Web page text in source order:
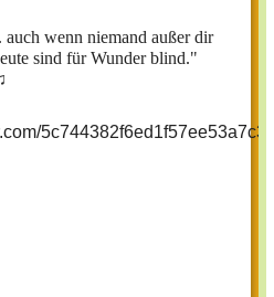
wenn niemand außer dir
sind für Wunder blind."